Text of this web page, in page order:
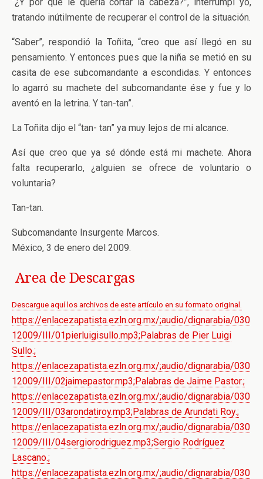
tratando inútilmente de recuperar el control de la situación.
“Saber”, respondió la Toñita, “creo que así llegó en su
pensamiento. Y entonces pues que la niña se metió en su
casita de ese subcomandante a escondidas. Y entonces
lo agarró su machete del subcomandante ése y fue y lo
aventó en la letrina. Y tan-tan”.
La Toñita dijo el “tan- tan” ya muy lejos de mi alcance.
Así que creo que ya sé dónde está mi machete. Ahora
falta recuperarlo, ¿alguien se ofrece de voluntario o
voluntaria?
Tan-tan.
Subcomandante Insurgente Marcos.
México, 3 de enero del 2009.
Area de Descargas
Descargue aquí los archivos de este artículo en su formato original.
https://enlacezapatista.ezln.org.mx/;audio/dignarabia/030
12009/III/01pierluigisullo.mp3;Palabras de Pier Luigi
Sullo.;
https://enlacezapatista.ezln.org.mx/;audio/dignarabia/030
12009/III/02jaimepastor.mp3;Palabras de Jaime Pastor.;
https://enlacezapatista.ezln.org.mx/;audio/dignarabia/030
12009/III/03arondatiroy.mp3;Palabras de Arundati Roy.;
https://enlacezapatista.ezln.org.mx/;audio/dignarabia/030
12009/III/04sergiorodriguez.mp3;Sergio Rodríguez
Lascano.;
https://enlacezapatista.ezln.org.mx/;audio/dignarabia/030